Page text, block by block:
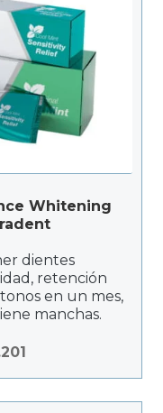
Whitening
dientes
retención
en un mes,
manchas.
Rango